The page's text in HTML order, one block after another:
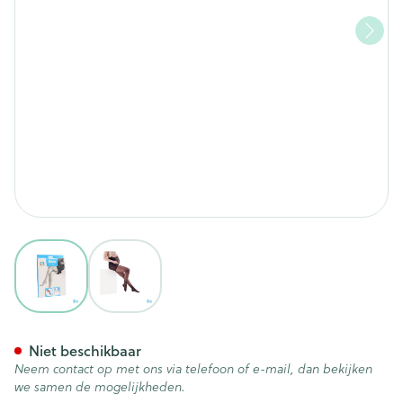
View larger imageView larger image
Niet beschikbaar
Neem contact op met ons via telefoon of e-mail, dan bekijken
we samen de mogelijkheden.